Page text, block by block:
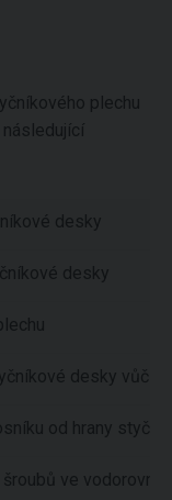
plechu
desky
desky
desky vůči
od hrany
ve